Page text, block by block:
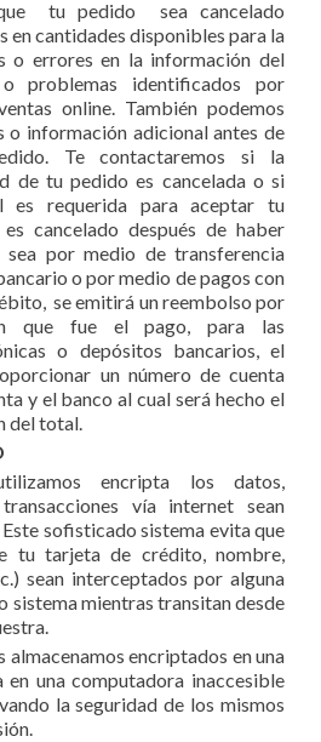
tu pedido sea cancelado
en cantidades disponibles para la
o errores en la información del
problemas identificados por
online. También podemos
información adicional antes de
Te contactaremos si la
de tu pedido es cancelada o si
es requerida para aceptar tu
cancelado después de haber
por medio de transferencia
o por medio de pagos con
se emitirá un reembolso por
que fue el pago, para las
o depósitos bancarios, el
un número de cuenta
y el banco al cual será hecho el
del total.
encripta los datos,
vía internet sean
sofisticado sistema evita que
tu tarjeta de crédito, nombre,
sean interceptados por alguna
sistema mientras transitan desde
encriptados en una
en una computadora inaccesible
la seguridad de los mismos